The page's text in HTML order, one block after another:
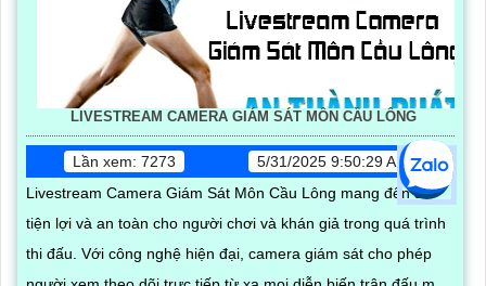
LIVESTREAM CAMERA GIÁM SÁT MÔN CẦU LÔNG
Lần xem: 7273
5/31/2025 9:50:29 AM
Livestream Camera Giám Sát Môn Cầu Lông mang đến sự
tiện lợi và an toàn cho người chơi và khán giả trong quá trình
thi đấu. Với công nghệ hiện đại, camera giám sát cho phép